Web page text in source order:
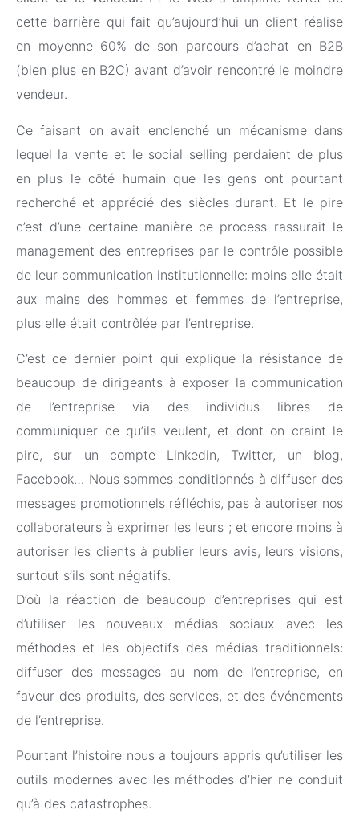
cette barrière qui fait qu’aujourd’hui un client réalise
en moyenne 60% de son parcours d’achat en B2B
(bien plus en B2C) avant d’avoir rencontré le moindre
vendeur.
Ce faisant on avait enclenché un mécanisme dans
lequel la vente et le social selling perdaient de plus
en plus le côté humain que les gens ont pourtant
recherché et apprécié des siècles durant. Et le pire
c’est d’une certaine manière ce process rassurait le
management des entreprises par le contrôle possible
de leur communication institutionnelle: moins elle était
aux mains des hommes et femmes de l’entreprise,
plus elle était contrôlée par l’entreprise.
C’est ce dernier point qui explique la résistance de
beaucoup de dirigeants à exposer la communication
de l’entreprise via des individus libres de
communiquer ce qu’ils veulent, et dont on craint le
pire, sur un compte Linkedin, Twitter, un blog,
Facebook… Nous sommes conditionnés à diffuser des
messages promotionnels réfléchis, pas à autoriser nos
collaborateurs à exprimer les leurs ; et encore moins à
autoriser les clients à publier leurs avis, leurs visions,
surtout s’ils sont négatifs.
D’où la réaction de beaucoup d’entreprises qui est
d’utiliser les nouveaux médias sociaux avec les
méthodes et les objectifs des médias traditionnels:
diffuser des messages au nom de l’entreprise, en
faveur des produits, des services, et des événements
de l’entreprise.
Pourtant l’histoire nous a toujours appris qu’utiliser les
outils modernes avec les méthodes d’hier ne conduit
qu’à des catastrophes.